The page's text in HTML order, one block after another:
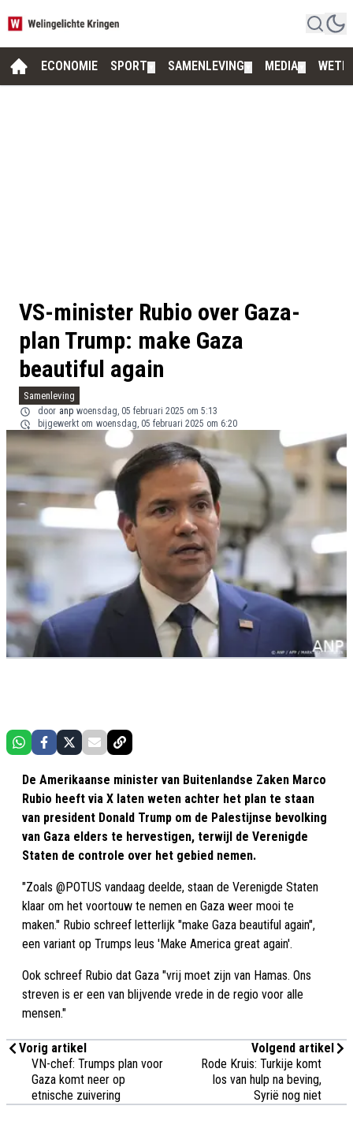
ECONOMIE SPORT SAMENLEVING MEDIA
VS-minister Rubio over Gaza-
plan Trump: make Gaza
beautiful again
Samenleving
door anp woensdag, 05 februari 2025 om 5:13
bijgewerkt om woensdag, 05 februari 2025 om 6:20
De Amerikaanse minister van Buitenlandse Zaken Marco
Rubio heeft via X laten weten achter het plan te staan
van president Donald Trump om de Palestijnse bevolking
van Gaza elders te hervestigen, terwijl de Verenigde
Staten de controle over het gebied nemen.
"Zoals @POTUS vandaag deelde, staan de Verenigde Staten
klaar om het voortouw te nemen en Gaza weer mooi te
maken." Rubio schreef letterlijk "make Gaza beautiful again",
een variant op Trumps leus 'Make America great again'.
Ook schreef Rubio dat Gaza "vrij moet zijn van Hamas. Ons
streven is er een van blijvende vrede in de regio voor alle
mensen."
Vorig artikel
VN-chef: Trumps plan voor
Gaza komt neer op
etnische zuivering
Volgend artikel
Rode Kruis: Turkije komt
los van hulp na beving,
Syrië nog niet